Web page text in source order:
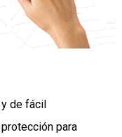
de fácil
para